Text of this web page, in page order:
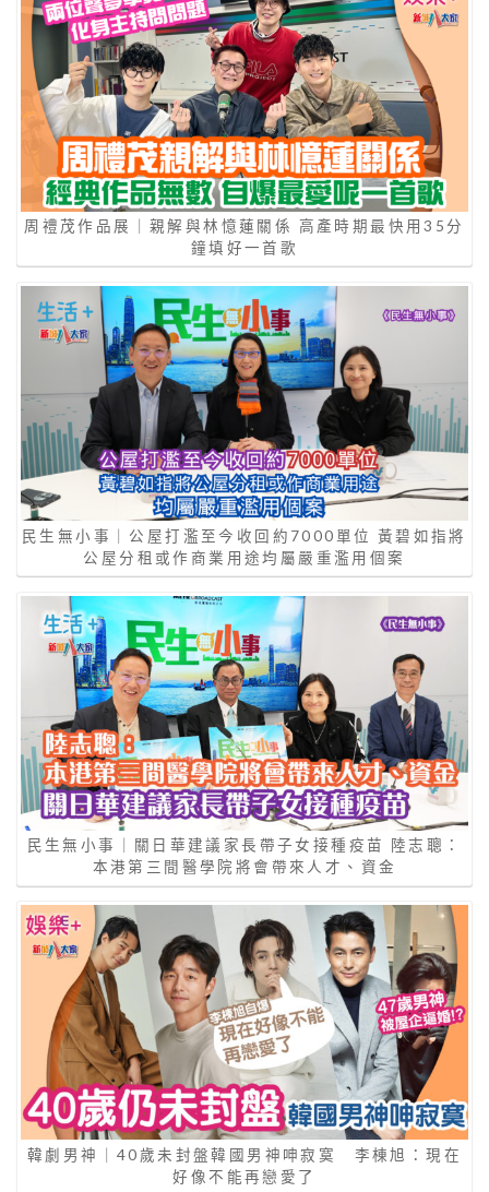
周禮茂作品展｜親解與林憶蓮關係 高產時期最快用35分
鐘填好一首歌
民生無小事｜公屋打濫至今收回約7000單位 黃碧如指將
公屋分租或作商業用途均屬嚴重濫用個案
民生無小事｜關日華建議家長帶子女接種疫苗 陸志聰：
本港第三間醫學院將會帶來人才、資金
韓劇男神｜40歲未封盤韓國男神呻寂寞 李棟旭：現在
好像不能再戀愛了